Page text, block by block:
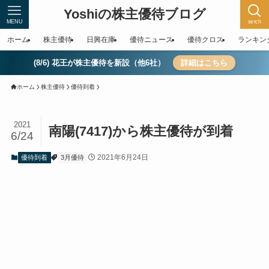
Yoshiの株主優待ブログ serch
MENU
ホーム 株主優待 日興在庫 優待ニュース 優待クロス ランキン
(8/6) 花王が株主優待を新設（他6社） 詳細はこちら
ホーム 株主優待 優待到着
南陽(7417)から株主優待が到着
2021
6/24
優待到着 3月優待 2021年6月24日